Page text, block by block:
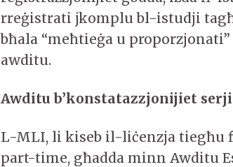
rreġistrati jkomplu bl-istudji
bħala “meħtieġa u
awditu.
Awditu b’konstatazzjonijiet serji
L-MLI, li kiseb il-liċenzja tiegħu
part-time, għadda minn Awditu